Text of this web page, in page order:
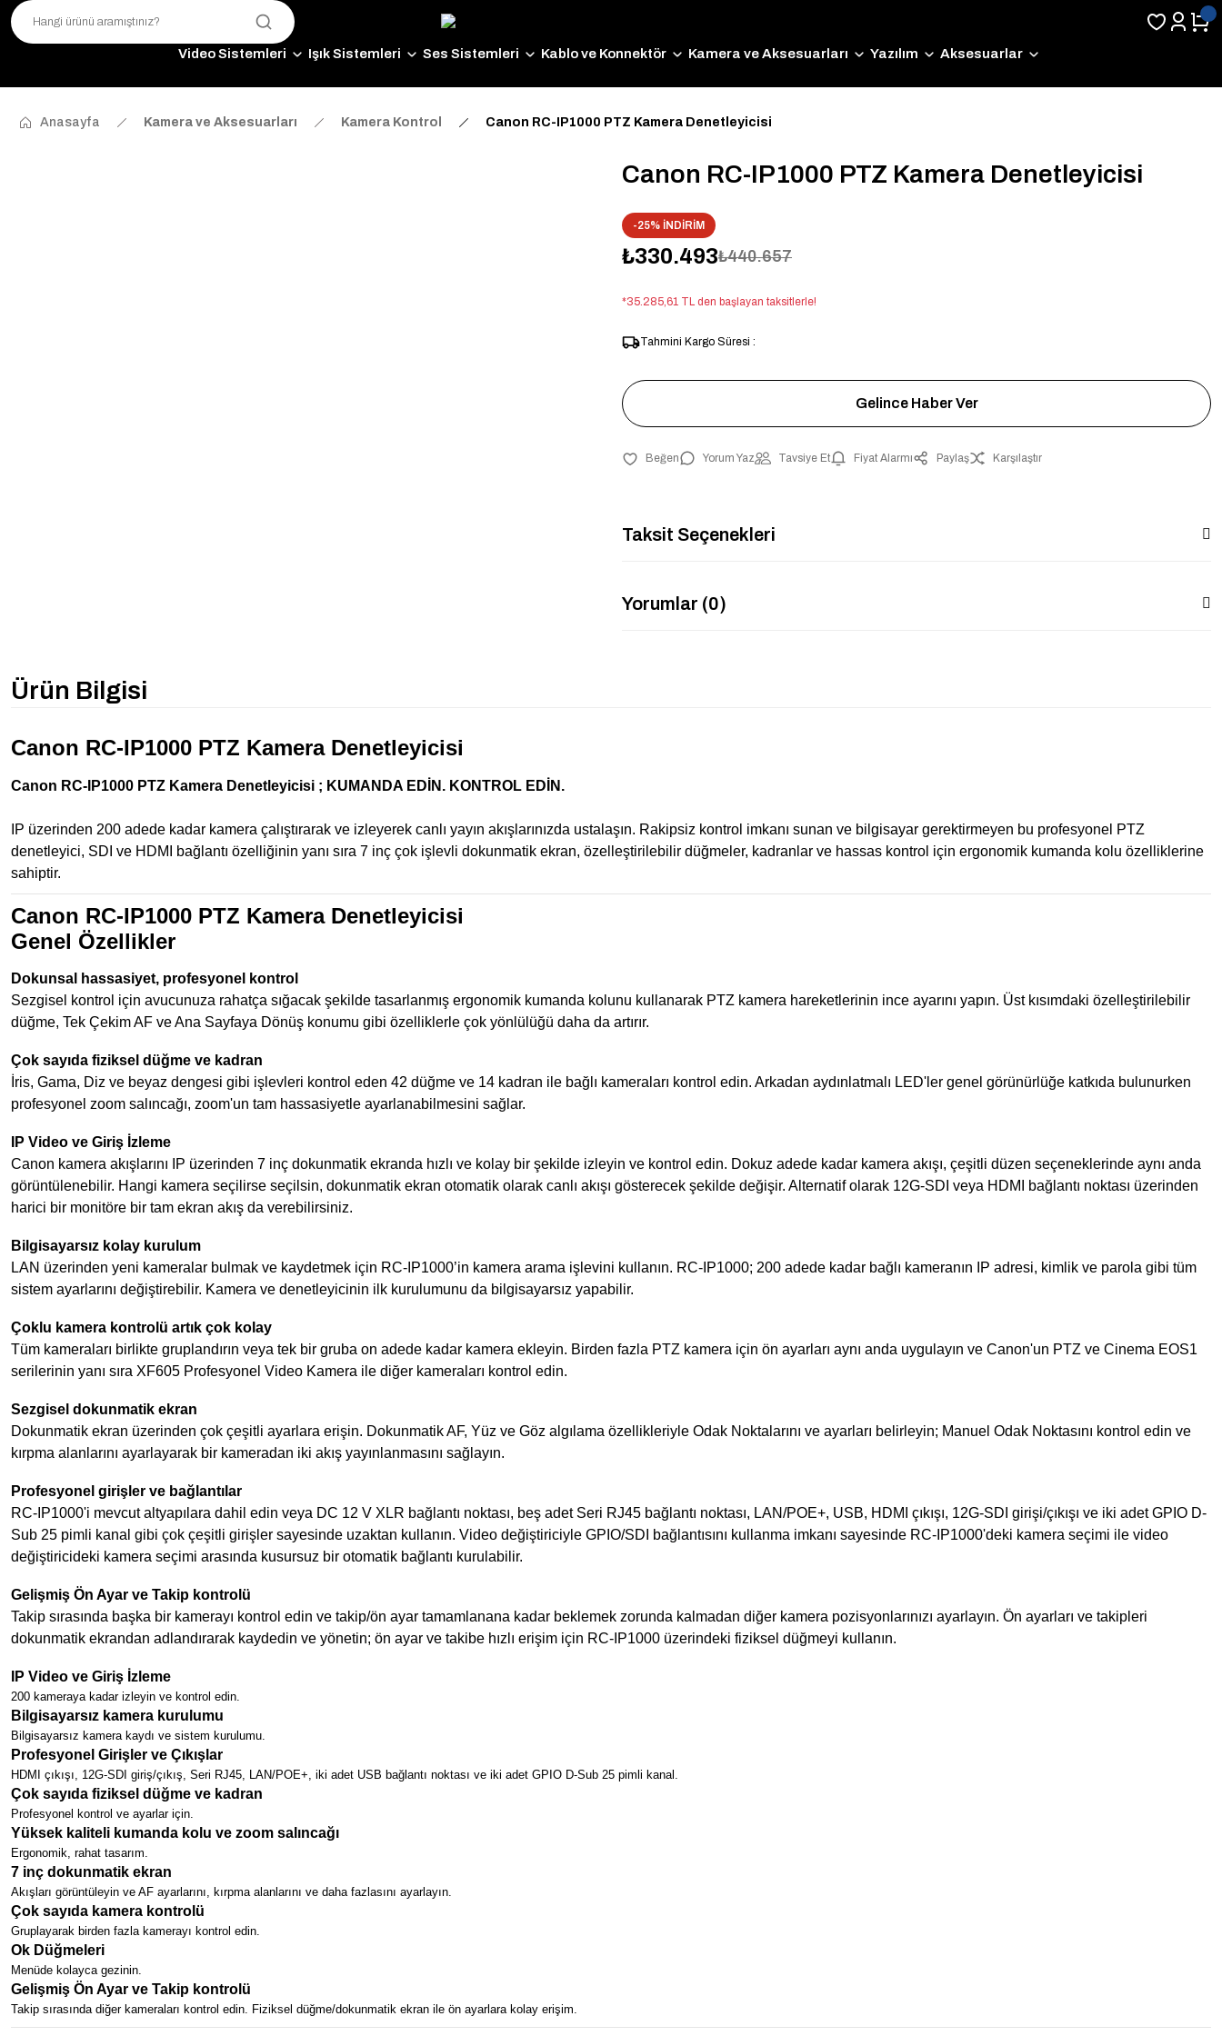
Video Sistemleri Işık Sistemleri Ses Sistemleri Kablo ve Konnektör Kamera ve Aksesuarları Yazılım Aksesuarlar
Anasayfa Kamera ve Aksesuarları Kamera Kontrol Canon RC-IP1000 PTZ Kamera Denetleyicisi
Canon RC-IP1000 PTZ Kamera Denetleyicisi
-25% İNDİRİM
₺330.493₺440.657
*35.285,61 TL den başlayan taksitlerle!
Tahmini Kargo Süresi :
Gelince Haber Ver
Yorum Yaz Tavsiye Et Fiyat Alarmı Paylaş Karşılaştır
Taksit Seçenekleri
Yorumlar (0)
Ürün Bilgisi
Canon RC-IP1000 PTZ Kamera Denetleyicisi
Canon RC-IP1000 PTZ Kamera Denetleyicisi ; KUMANDA EDİN. KONTROL EDİN.
IP üzerinden 200 adede kadar kamera çalıştırarak ve izleyerek canlı yayın akışlarınızda ustalaşın. Rakipsiz kontrol imkanı sunan ve bilgisayar gerektirmeyen bu profesyonel PTZ
denetleyici, SDI ve HDMI bağlantı özelliğinin yanı sıra 7 inç çok işlevli dokunmatik ekran, özelleştirilebilir düğmeler, kadranlar ve hassas kontrol için ergonomik kumanda kolu özelliklerine
sahiptir.
Canon RC-IP1000 PTZ Kamera Denetleyicisi
Genel Özellikler
Dokunsal hassasiyet, profesyonel kontrol
Sezgisel kontrol için avucunuza rahatça sığacak şekilde tasarlanmış ergonomik kumanda kolunu kullanarak PTZ kamera hareketlerinin ince ayarını yapın. Üst kısımdaki özelleştirilebilir
düğme, Tek Çekim AF ve Ana Sayfaya Dönüş konumu gibi özelliklerle çok yönlülüğü daha da artırır.
Çok sayıda fiziksel düğme ve kadran
İris, Gama, Diz ve beyaz dengesi gibi işlevleri kontrol eden 42 düğme ve 14 kadran ile bağlı kameraları kontrol edin. Arkadan aydınlatmalı LED'ler genel görünürlüğe katkıda bulunurken
profesyonel zoom salıncağı, zoom'un tam hassasiyetle ayarlanabilmesini sağlar.
IP Video ve Giriş İzleme
Canon kamera akışlarını IP üzerinden 7 inç dokunmatik ekranda hızlı ve kolay bir şekilde izleyin ve kontrol edin. Dokuz adede kadar kamera akışı, çeşitli düzen seçeneklerinde aynı anda
görüntülenebilir. Hangi kamera seçilirse seçilsin, dokunmatik ekran otomatik olarak canlı akışı gösterecek şekilde değişir. Alternatif olarak 12G-SDI veya HDMI bağlantı noktası üzerinden
harici bir monitöre bir tam ekran akış da verebilirsiniz.
Bilgisayarsız kolay kurulum
LAN üzerinden yeni kameralar bulmak ve kaydetmek için RC-IP1000’in kamera arama işlevini kullanın. RC-IP1000; 200 adede kadar bağlı kameranın IP adresi, kimlik ve parola gibi tüm
sistem ayarlarını değiştirebilir. Kamera ve denetleyicinin ilk kurulumunu da bilgisayarsız yapabilir.
Çoklu kamera kontrolü artık çok kolay
Tüm kameraları birlikte gruplandırın veya tek bir gruba on adede kadar kamera ekleyin. Birden fazla PTZ kamera için ön ayarları aynı anda uygulayın ve Canon'un PTZ ve Cinema EOS1
serilerinin yanı sıra XF605 Profesyonel Video Kamera ile diğer kameraları kontrol edin.
Sezgisel dokunmatik ekran
Dokunmatik ekran üzerinden çok çeşitli ayarlara erişin. Dokunmatik AF, Yüz ve Göz algılama özellikleriyle Odak Noktalarını ve ayarları belirleyin; Manuel Odak Noktasını kontrol edin ve
kırpma alanlarını ayarlayarak bir kameradan iki akış yayınlanmasını sağlayın.
Profesyonel girişler ve bağlantılar
RC-IP1000'i mevcut altyapılara dahil edin veya DC 12 V XLR bağlantı noktası, beş adet Seri RJ45 bağlantı noktası, LAN/POE+, USB, HDMI çıkışı, 12G-SDI girişi/çıkışı ve iki adet GPIO D-
Sub 25 pimli kanal gibi çok çeşitli girişler sayesinde uzaktan kullanın. Video değiştiriciyle GPIO/SDI bağlantısını kullanma imkanı sayesinde RC-IP1000'deki kamera seçimi ile video
değiştiricideki kamera seçimi arasında kusursuz bir otomatik bağlantı kurulabilir.
Gelişmiş Ön Ayar ve Takip kontrolü
Takip sırasında başka bir kamerayı kontrol edin ve takip/ön ayar tamamlanana kadar beklemek zorunda kalmadan diğer kamera pozisyonlarınızı ayarlayın. Ön ayarları ve takipleri
dokunmatik ekrandan adlandırarak kaydedin ve yönetin; ön ayar ve takibe hızlı erişim için RC-IP1000 üzerindeki fiziksel düğmeyi kullanın.
IP Video ve Giriş İzleme
200 kameraya kadar izleyin ve kontrol edin.
Bilgisayarsız kamera kurulumu
Bilgisayarsız kamera kaydı ve sistem kurulumu.
Profesyonel Girişler ve Çıkışlar
HDMI çıkışı, 12G-SDI giriş/çıkış, Seri RJ45, LAN/POE+, iki adet USB bağlantı noktası ve iki adet GPIO D-Sub 25 pimli kanal.
Çok sayıda fiziksel düğme ve kadran
Profesyonel kontrol ve ayarlar için.
Yüksek kaliteli kumanda kolu ve zoom salıncağı
Ergonomik, rahat tasarım.
7 inç dokunmatik ekran
Akışları görüntüleyin ve AF ayarlarını, kırpma alanlarını ve daha fazlasını ayarlayın.
Çok sayıda kamera kontrolü
Gruplayarak birden fazla kamerayı kontrol edin.
Ok Düğmeleri
Menüde kolayca gezinin.
Gelişmiş Ön Ayar ve Takip kontrolü
Takip sırasında diğer kameraları kontrol edin. Fiziksel düğme/dokunmatik ekran ile ön ayarlara kolay erişim.